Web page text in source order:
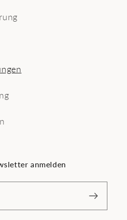
anmelden